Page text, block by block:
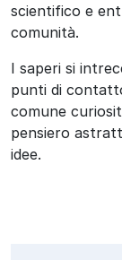
scientifico e
comunità.
I saperi si
punti di
comune
pensiero
idee.